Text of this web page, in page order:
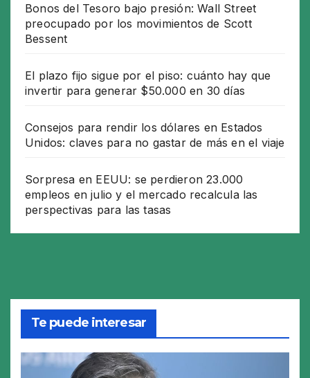
Bonos del Tesoro bajo presión: Wall Street
preocupado por los movimientos de Scott
Bessent
El plazo fijo sigue por el piso: cuánto hay que
invertir para generar $50.000 en 30 días
Consejos para rendir los dólares en Estados
Unidos: claves para no gastar de más en el viaje
Sorpresa en EEUU: se perdieron 23.000
empleos en julio y el mercado recalcula las
perspectivas para las tasas
Te puede interesar